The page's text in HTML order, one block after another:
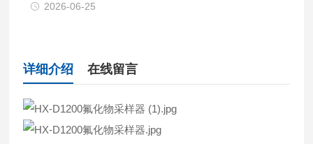
2026-06-25
详细介绍 在线留言